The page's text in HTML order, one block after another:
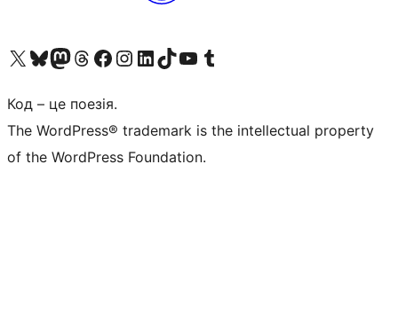
Visit our X (formerly Twitter) account
Visit our Bluesky account
Завітайте до нашої стрічки в Mastodon
Visit our Threads account
Завітайте на нашу сторінку в Facebook
Visit our Instagram account
Visit our LinkedIn account
Visit our TikTok account
Visit our YouTube channel
Visit our Tumblr account
Код – це поезія.
The WordPress® trademark is the intellectual property
of the WordPress Foundation.